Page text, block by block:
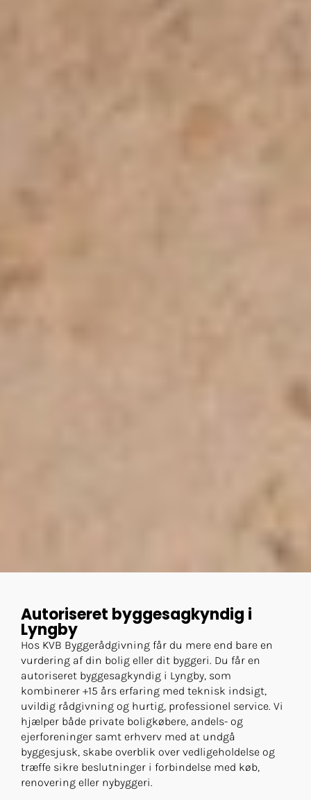
Autoriseret byggesagkyndig i
Lyngby
Hos KVB Byggerådgivning får du mere end bare en
vurdering af din bolig eller dit byggeri. Du får en
autoriseret byggesagkyndig i Lyngby, som
kombinerer +15 års erfaring med teknisk indsigt,
uvildig rådgivning og hurtig, professionel service. Vi
hjælper både private boligkøbere, andels- og
ejerforeninger samt erhverv med at undgå
byggesjusk, skabe overblik over vedligeholdelse og
træffe sikre beslutninger i forbindelse med køb,
renovering eller nybyggeri.